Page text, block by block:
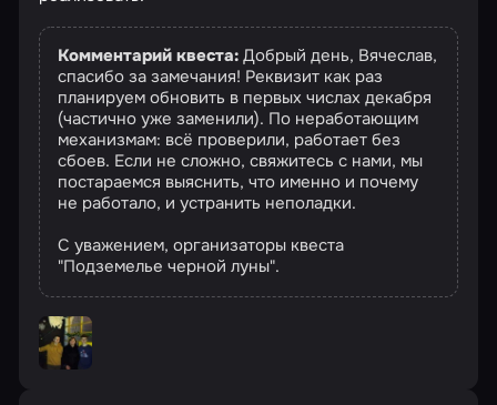
Комментарий квеста: Добрый день, Вячеслав,
спасибо за замечания! Реквизит как раз
планируем обновить в первых числах декабря
(частично уже заменили). По неработающим
механизмам: всё проверили, работает без
сбоев. Если не сложно, свяжитесь с нами, мы
постараемся выяснить, что именно и почему
не работало, и устранить неполадки.
С уважением, организаторы квеста
"Подземелье черной луны".